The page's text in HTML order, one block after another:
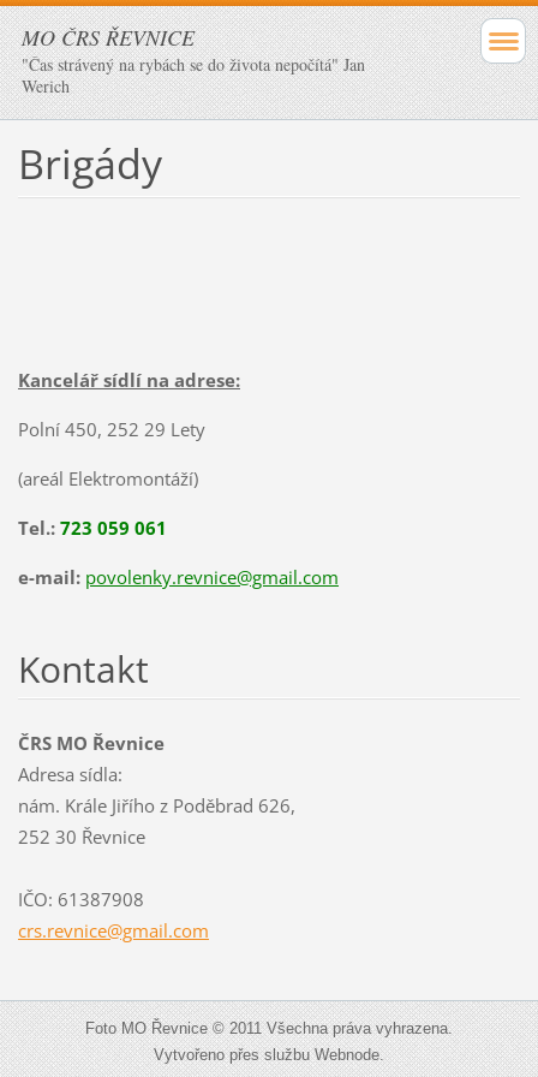
MO ČRS ŘEVNICE
"Čas strávený na rybách se do života nepočítá" Jan
Werich
Brigády
Kancelář sídlí na adrese:
Polní 450, 252 29 Lety
(areál Elektromontáží)
Tel.: 723 059 061
e-mail: povolenky.revnice@gmail.com
Kontakt
ČRS MO Řevnice
Adresa sídla:
nám. Krále Jiřího z Poděbrad 626,
252 30 Řevnice
IČO: 61387908
crs.revnice@gmail.com
Foto MO Řevnice © 2011 Všechna práva vyhrazena.
Vytvořeno přes službu Webnode.